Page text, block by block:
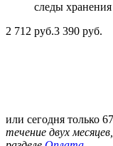
следы
2 712 руб.3 390 руб.
или сегодня только
течение двух